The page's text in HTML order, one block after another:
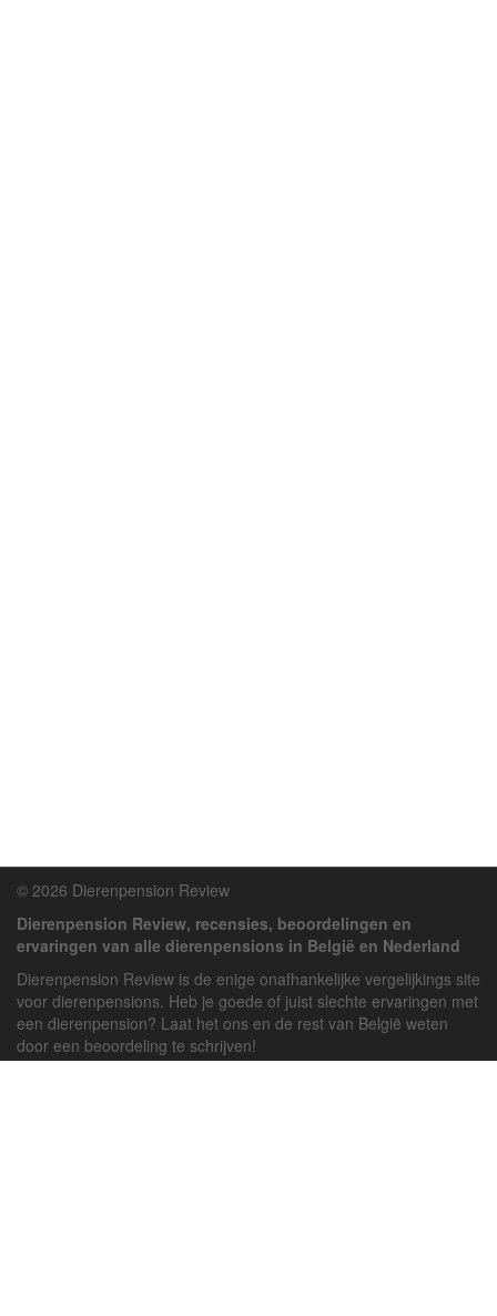
© 2026 Dierenpension Review
Dierenpension Review, recensies, beoordelingen en
ervaringen van alle dierenpensions in België en Nederland
Dierenpension Review is de enige onafhankelijke vergelijkings site
voor dierenpensions. Heb je goede of juist slechte ervaringen met
een dierenpension? Laat het ons en de rest van België weten
door een beoordeling te schrijven!